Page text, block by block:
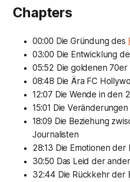
Chapters
00:00 Die Gründung des
03:00 Die Entwicklung
05:52 Die goldenen 70er
08:48 Die Ära FC
12:07 Die Wende in den
15:01 Die
18:09 Die Beziehung
Journalisten
28:13 Die Emotionen der
30:50 Das Leid der
32:44 Die Rückkehr der